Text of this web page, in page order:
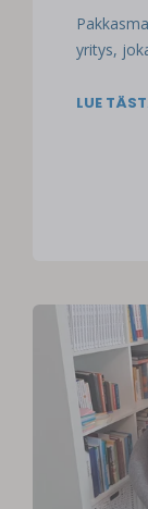
yritys,
LUE